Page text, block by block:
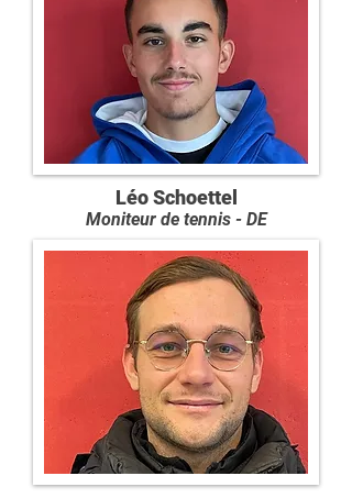
Léo Schoettel
Moniteur de tennis - DE